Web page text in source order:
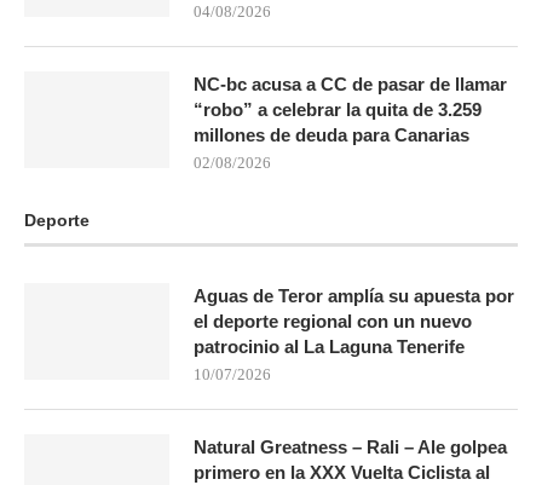
04/08/2026
NC-bc acusa a CC de pasar de llamar
“robo” a celebrar la quita de 3.259
millones de deuda para Canarias
02/08/2026
Deporte
Aguas de Teror amplía su apuesta por
el deporte regional con un nuevo
patrocinio al La Laguna Tenerife
10/07/2026
Natural Greatness – Rali – Ale golpea
primero en la XXX Vuelta Ciclista al